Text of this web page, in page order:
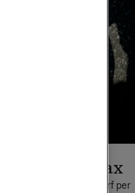
Max
Max ingår 60 GB surf per